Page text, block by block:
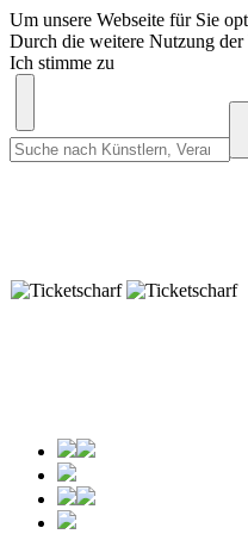
Um unsere Webseite für Sie
Durch die weitere Nutzung
Ich stimme zu